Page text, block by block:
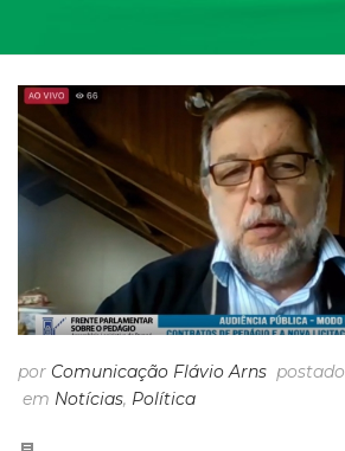
por Comunicação Flávio Arns postado
em Notícias, Política